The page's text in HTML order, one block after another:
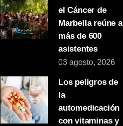
el Cáncer de
Marbella reúne a
más de 600
asistentes
03 agosto, 2026
Los peligros de
la
automedicación
con vitaminas y